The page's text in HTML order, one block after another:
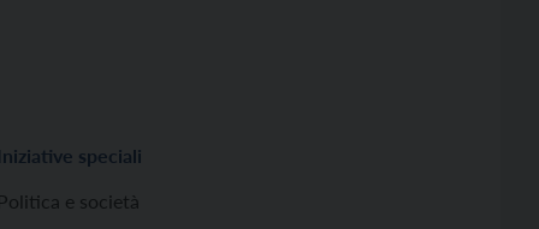
Iniziative speciali
Politica e società